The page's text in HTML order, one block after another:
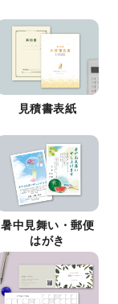
見積書表紙
暑中見舞い・郵便
はがき